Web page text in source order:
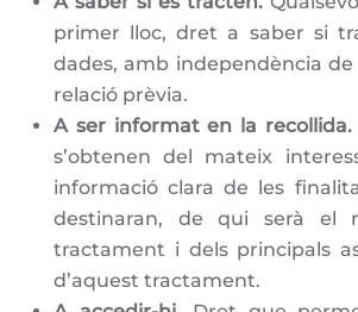
primer lloc, dret a saber si
dades, amb independència
relació prèvia.
A ser informat en la recollida.
s’obtenen del mateix
informació clara de les
destinaran, de qui serà el
tractament i dels principals
d’aquest tractament.